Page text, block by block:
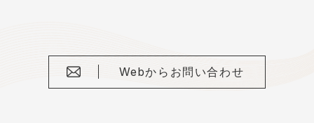
Webからお問い合わせ